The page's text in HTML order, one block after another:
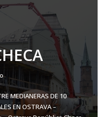
MEDIANERAS DE 10
EN OSTRAVA –